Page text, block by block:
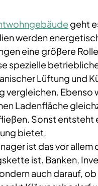
geht
werden
eine größere
spezielle
Lüftung und
vergleichen. Ebenso
Ladenfläche
Sonst entsteht
bietet.
ist das vor allem
ist. Banken,
auch darauf,